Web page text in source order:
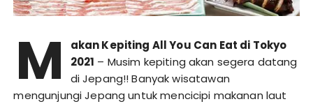
M
akan Kepiting All You Can Eat di Tokyo
2021 – Musim kepiting akan segera datang
di Jepang!! Banyak wisatawan
mengunjungi Jepang untuk mencicipi makanan laut